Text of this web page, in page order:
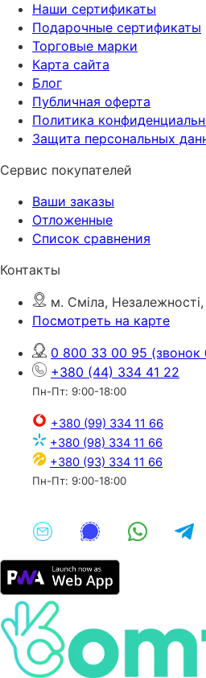
Наши сертификаты
Подарочные сертификаты
Торговые марки
Карта сайта
Блог
Публичная оферта
Политика
Защита персональных
Сервис покупателей
Ваши заказы
Отложенные
Список сравнения
Контакты
м. Сміла,
Посмотреть на карте
0 800 33 00 95 (звонок
+380 (44) 334 41 22
Пн-Пт: 9:00-18:00
+380 (99) 334 11 66
+380 (98) 334 11 66
+380 (93) 334 11 66
Пн-Пт: 9:00-18:00